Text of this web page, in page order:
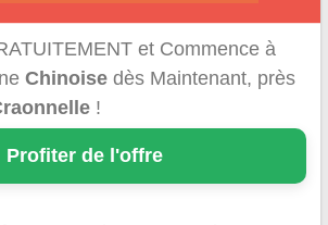
et Commence à
Chinoisedès Maintenant, près
!
Profiter de l'offre